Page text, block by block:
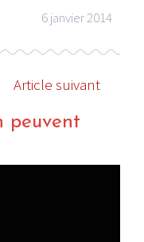
6 janvier 2014
Article suivant
peuvent